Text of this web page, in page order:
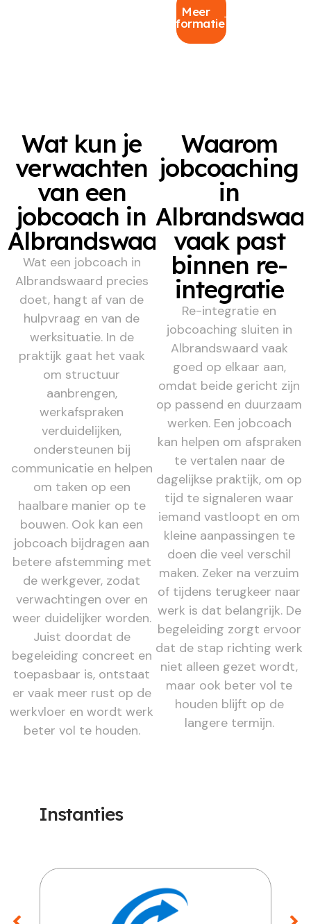
Meer
informatie
Wat kun je
verwachten
van een
jobcoach in
Albrandswaard?
Wat een jobcoach in
Albrandswaard precies
doet, hangt af van de
hulpvraag en van de
werksituatie. In de
praktijk gaat het vaak
om structuur
aanbrengen,
werkafspraken
verduidelijken,
ondersteunen bij
communicatie en helpen
om taken op een
haalbare manier op te
bouwen. Ook kan een
jobcoach bijdragen aan
betere afstemming met
de werkgever, zodat
verwachtingen over en
weer duidelijker worden.
Juist doordat de
begeleiding concreet en
toepasbaar is, ontstaat
er vaak meer rust op de
werkvloer en wordt werk
beter vol te houden.
Waarom
jobcoaching
in
vaak past
binnen re-
integratie
Re-integratie en
jobcoaching sluiten in
Albrandswaard vaak
goed op elkaar aan,
omdat beide gericht zijn
op passend en duurzaam
werken. Een jobcoach
kan helpen om afspraken
te vertalen naar de
dagelijkse praktijk, om op
tijd te signaleren waar
iemand vastloopt en om
kleine aanpassingen te
doen die veel verschil
maken. Zeker na verzuim
of tijdens terugkeer naar
werk is dat belangrijk. De
begeleiding zorgt ervoor
dat de stap richting werk
niet alleen gezet wordt,
maar ook beter vol te
houden blijft op de
langere termijn.
Instanties